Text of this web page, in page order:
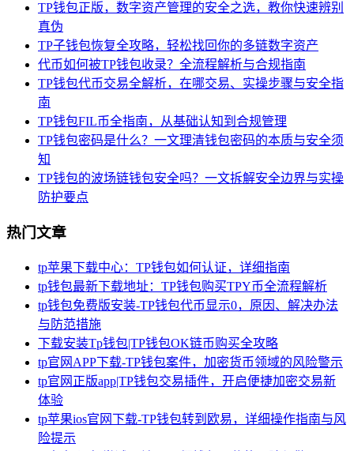
TP钱包正版，数字资产管理的安全之选，教你快速辨别
真伪
TP子钱包恢复全攻略，轻松找回你的多链数字资产
代币如何被TP钱包收录？全流程解析与合规指南
TP钱包代币交易全解析，在哪交易、实操步骤与安全指
南
TP钱包FIL币全指南，从基础认知到合规管理
TP钱包密码是什么？一文理清钱包密码的本质与安全须
知
TP钱包的波场链钱包安全吗？一文拆解安全边界与实操
防护要点
热门文章
tp苹果下载中心：TP钱包如何认证，详细指南
tp钱包最新下载地址：TP钱包购买TPY币全流程解析
tp钱包免费版安装-TP钱包代币显示0，原因、解决办法
与防范措施
下载安装Tp钱包|TP钱包OK链币购买全攻略
tp官网APP下载-TP钱包案件，加密货币领域的风险警示
tp官网正版app|TP钱包交易插件，开启便捷加密交易新
体验
tp苹果ios官网下载-TP钱包转到欧易，详细操作指南与风
险提示